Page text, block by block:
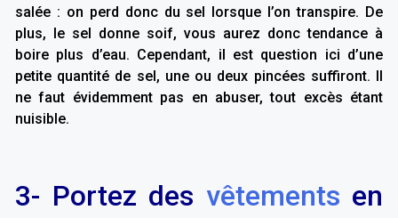
salée : on perd donc du sel lorsque l’on transpire. De
plus, le sel donne soif, vous aurez donc tendance à
boire plus d’eau. Cependant, il est question ici d’une
petite quantité de sel, une ou deux pincées suffiront. Il
ne faut évidemment pas en abuser, tout excès étant
nuisible.
3- Portez des vêtements en